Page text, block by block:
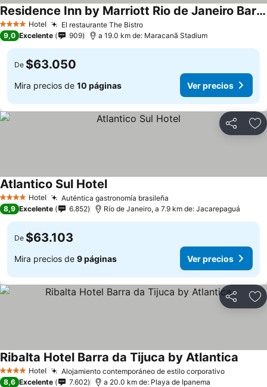
4 EstrellasHotel El restaurante The BistroVer precios
Residence Inn by Marriott Rio de Janeiro Barra da Tijuca
Ver precios
9,0 Excelente 909 a 19.0 km de: Maracanã Stadium
De $63.050
Mira precios de 10 páginas Ver precios
Compartir
4 EstrellasHotel Auténtica gastronomía brasileña
Atlantico Sul HotelVer precios
8,9 Excelente 6.852 Río de Janeiro, a 7.9 km de: Jacarepaguá
De $63.103
Mira precios de 9 páginas Ver precios
Compartir
4 EstrellasHotel Alojamiento contemporáneo de estilo corporativoVer
Ribalta Hotel Barra da Tijuca by Atlantica
8,6 Excelente 7.602 a 20.0 km de: Playa de Ipanema